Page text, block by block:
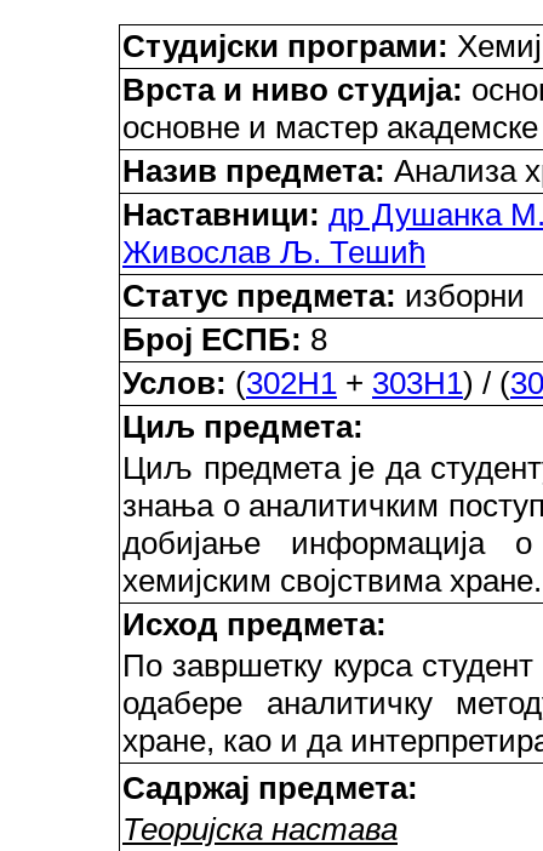
Студијски програми:
Врста и ниво студија:
основне и мастер академске
Назив предмета: Анализа
Наставници: др Душанка
Живослав Љ. Тешић
Статус предмета: изборни
Број ЕСПБ: 8
Услов: (302H1 + 303H1) / (
Циљ предмета:
Циљ предмета је да
знања о аналитичким
добијање информација
хемијским својствима хране.
Исход предмета:
По завршетку курса
одабере аналитичку
хране, као и да
Садржај предмета:
Теоријска настава